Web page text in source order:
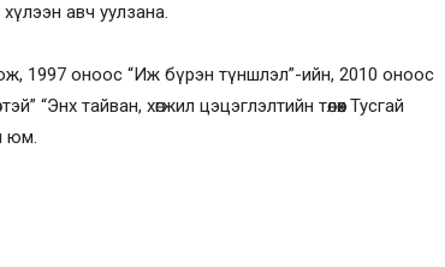
авч уулзана.
1997 оноос “Иж бүрэн түншлэл”-ийн, 2010 оноос
“Энх тайван, хөгжил цэцэглэлтийн төлөөх Тусгай
юм.